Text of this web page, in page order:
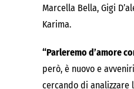
Marcella Bella, Gigi
Karima.
“Parleremo d’amore
però, è nuovo e
cercando di analizzare